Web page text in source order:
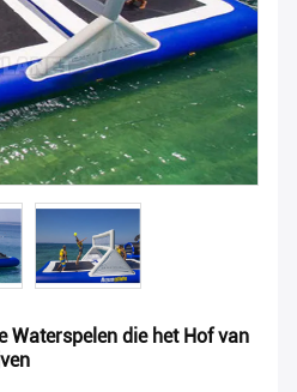
Waterspelen die het Hof van